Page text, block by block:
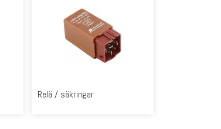
Relä / säkringar